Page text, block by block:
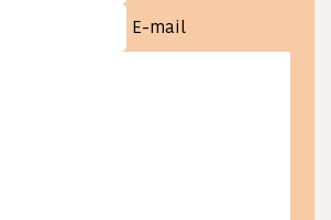
E-mail